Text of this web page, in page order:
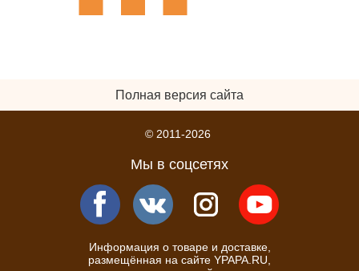
Полная версия сайта
© 2011-2026
Мы в соцсетях
Информация о товаре и доставке,
размещённая на сайте YPAPA.RU,